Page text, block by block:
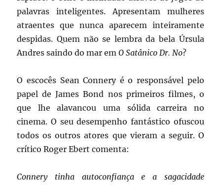
palavras inteligentes. Apresentam mulheres
atraentes que nunca aparecem inteiramente
despidas. Quem não se lembra da bela Úrsula
Andres saindo do mar emO Satânico Dr. No?
O escocês Sean Connery é o responsável pelo
papel de James Bond nos primeiros filmes, o
que lhe alavancou uma sólida carreira no
cinema. O seu desempenho fantástico ofuscou
todos os outros atores que vieram a seguir. O
crítico Roger Ebert comenta:
Connery tinha autoconfiança e a sagacidade